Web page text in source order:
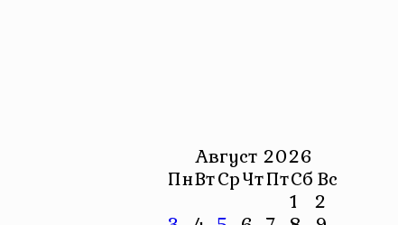
Август 2026
ПнВтСрЧтПтСбВс
1 2